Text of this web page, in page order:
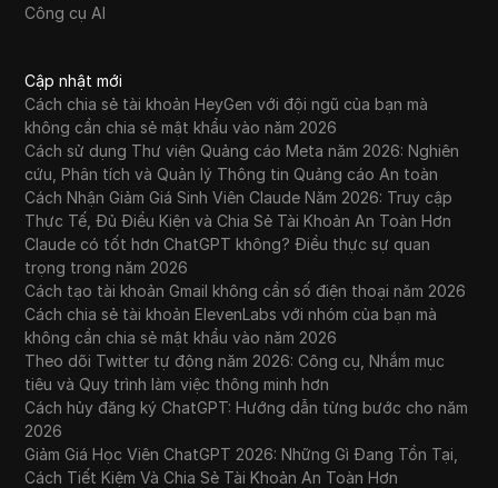
Công cụ AI
Cập nhật mới
Cách chia sẻ tài khoản HeyGen với đội ngũ của bạn mà
không cần chia sẻ mật khẩu vào năm 2026
Cách sử dụng Thư viện Quảng cáo Meta năm 2026: Nghiên
cứu, Phân tích và Quản lý Thông tin Quảng cáo An toàn
Cách Nhận Giảm Giá Sinh Viên Claude Năm 2026: Truy cập
Thực Tế, Đủ Điều Kiện và Chia Sẻ Tài Khoản An Toàn Hơn
Claude có tốt hơn ChatGPT không? Điều thực sự quan
trọng trong năm 2026
Cách tạo tài khoản Gmail không cần số điện thoại năm 2026
Cách chia sẻ tài khoản ElevenLabs với nhóm của bạn mà
không cần chia sẻ mật khẩu vào năm 2026
Theo dõi Twitter tự động năm 2026: Công cụ, Nhắm mục
tiêu và Quy trình làm việc thông minh hơn
Cách hủy đăng ký ChatGPT: Hướng dẫn từng bước cho năm
2026
Giảm Giá Học Viên ChatGPT 2026: Những Gì Đang Tồn Tại,
Cách Tiết Kiệm Và Chia Sẻ Tài Khoản An Toàn Hơn